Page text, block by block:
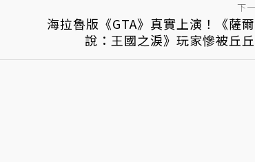
下
海拉魯版《GTA》真實上演！《薩
說：王國之淚》玩家慘被丘